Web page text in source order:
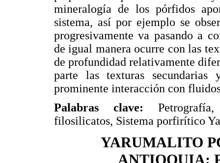
mineralogía de los pórfidos
sistema, así por ejemplo se
progresivamente va pasando a
de igual manera ocurre con las
de profundidad relativamente
parte las texturas secundarias
prominente interacción con
Palabras clave:
filosilicatos, Sistema porfirítico
YARUMALITO
ANTIOQUIA: